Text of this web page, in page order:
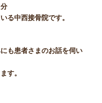
分
る中西接骨院です。
も患者さまのお話を伺い
す。